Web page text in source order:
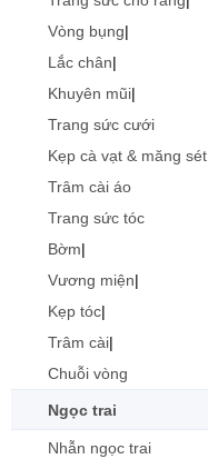
Vòng bụng|
Lắc chân|
Khuyên mũi|
Trang sức cưới
Kẹp cà vạt & măng sét
Trâm cài áo
Trang sức tóc
Bờm|
Vương miện|
Kẹp tóc|
Trâm cài|
Chuỗi vòng
Ngọc trai
Nhẫn ngọc trai